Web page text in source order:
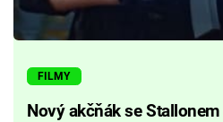
FILMY
Nový akčňák se